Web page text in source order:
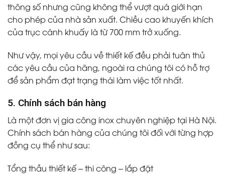
thông số nhưng cũng không thể vượt quá giới hạn
cho phép của nhà sản xuất. Chiều cao khuyến khích
của trục cánh khuấy là từ 700 mm trở xuống.
Như vậy, mọi yêu cầu về thiết kế đều phải tuân thủ
các yêu cầu của hãng, ngoài ra chúng tôi có hỗ trợ
để sản phẩm đạt trạng thái làm việc tốt nhất.
5. Chính sách bán hàng
Là một đơn vị gia công inox chuyên nghiệp tại Hà Nội.
Chính sách bán hàng của chúng tôi đối với từng hợp
đồng cụ thể như sau:
Tổng thầu thiết kế – thi công – lắp đặt